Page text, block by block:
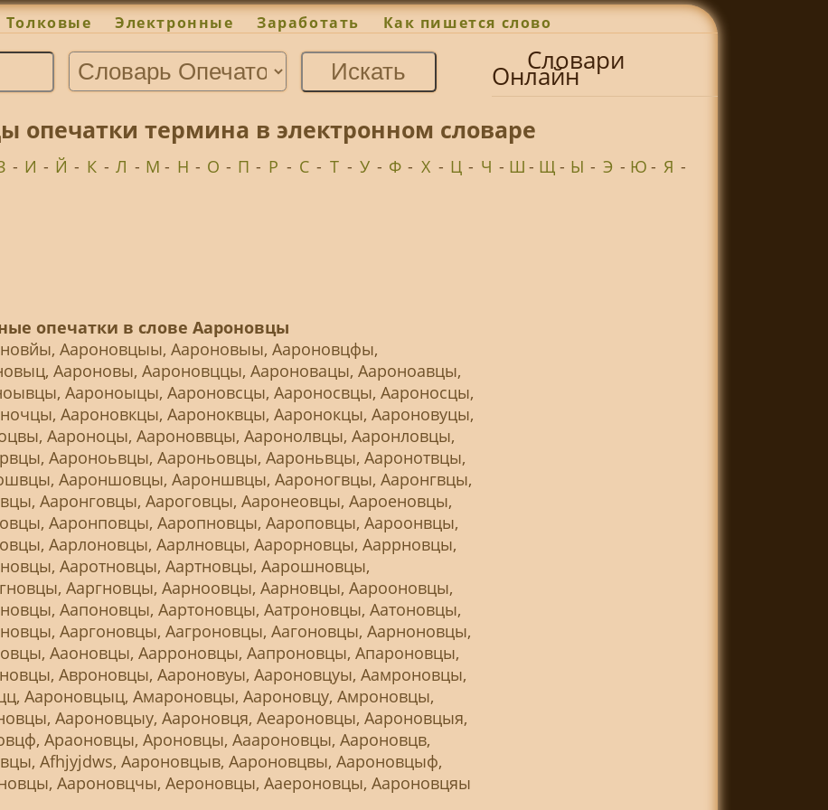
Толковые Электронные Заработать Как пишется слово
Словари
Онлайн
опечатки термина в электронном словаре
- И - Й - К - Л - М - Н - О - П - Р - С - Т - У - Ф - Х - Ц - Ч - Ш - Щ - Ы - Э - Ю- Я -
опечатки в слове Аароновцы
Аароновцыы, Аароновыы, Аароновцфы,
Аароновы, Аароновццы, Аароновацы, Аароноавцы,
Аароноыцы, Аароновсцы, Аароносвцы, Аароносцы,
Аароновкцы, Аароноквцы, Ааронокцы, Аароновуцы,
Аароноцы, Аароноввцы, Ааронолвцы, Ааронловцы,
Аароноьвцы, Аароньовцы, Аароньвцы, Ааронотвцы,
Аароншовцы, Аароншвцы, Аароногвцы, Ааронгвцы,
Ааронговцы, Аароговцы, Ааронеовцы, Аароеновцы,
Ааронповцы, Ааропновцы, Аароповцы, Аароонвцы,
Аарлоновцы, Аарлновцы, Аарорновцы, Ааррновцы,
Ааротновцы, Аартновцы, Аарошновцы,
Ааргновцы, Аарноовцы, Аарновцы, Аарооновцы,
Аапоновцы, Аартоновцы, Аатроновцы, Аатоновцы,
Ааргоновцы, Аагроновцы, Аагоновцы, Аарноновцы,
Ааоновцы, Аарроновцы, Аапроновцы, Апароновцы,
Авроновцы, Аароновуы, Аароновцуы, Аамроновцы,
Аароновцыц, Амароновцы, Аароновцу, Амроновцы,
Аароновцыу, Аароновця, Аеароновцы, Аароновцыя,
Араоновцы, Ароновцы, Ааароновцы, Аароновцв,
Аfhjyjdws, Аароновцыв, Аароновцвы, Аароновцыф,
Аароновцчы, Аероновцы, Ааероновцы, Аароновцяы